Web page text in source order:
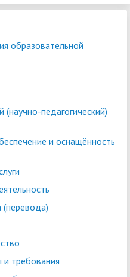
образовательной
(научно-педагогический)
и оснащённость
требования